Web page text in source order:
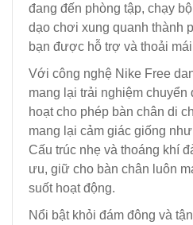
đang đến phòng tập, chạy
dạo chơi xung quanh thành
bạn được hỗ trợ và thoải
Với công nghệ Nike Free
mang lại trải nghiệm
hoạt cho phép bàn chân di
mang lại cảm giác giống
Cấu trúc nhẹ và thoáng khí
ưu, giữ cho bàn chân luôn
suốt hoạt động.
Nổi bật khỏi đám đông và